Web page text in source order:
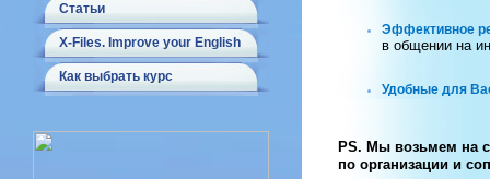
Статьи
X-Files. Improve your English
Как выбрать курс
Эффективное
в общении на
Удобные для
PS. Мы возьмем на
по организации и